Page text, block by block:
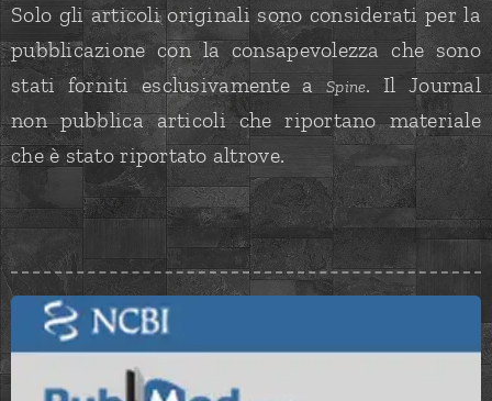
Solo gli articoli originali sono considerati per la
pubblicazione con la consapevolezza che sono
stati forniti esclusivamente aSpine. Il Journal
non pubblica articoli che riportano materiale
che è stato riportato altrove.